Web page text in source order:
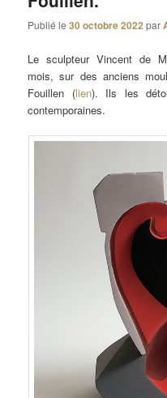
Publié le30 octobre 2022 par
Le sculpteur Vincent de
mois, sur des anciens
Fouillen (lien). Ils les
contemporaines.